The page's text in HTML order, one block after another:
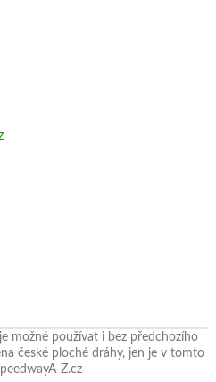
možné používat i bez předchozího
české ploché dráhy, jen je v tomto
Z.cz